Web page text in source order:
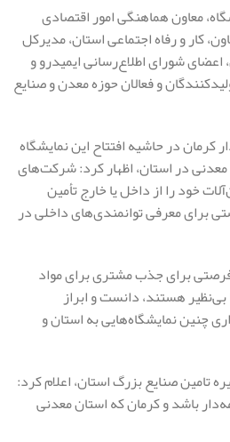
معاون هماهنگی امور اقتصادی
کار و رفاه اجتماعی استان، مدیرکل
اعضای شورای اطلاع‌رسانی ایمیدرو و
و فعالان حوزه معدن و صنایع
کرمان در حاشیه افتتاح این نمایشگاه
۴۲‌ نوع ماده معدنی در استان، اظهار کرد: شرکت‌های
خود را از داخل یا خارج تأمین
برای معرفی توانمندی‌های داخلی در
برای جذب مشتری برای مواد
هستند، دانست و ابراز
چنین نمایشگاه‌هایی به استان و
تامین صنایع بزرگ استان، اعلام کرد:
باشد و کرمان که استان معدنی